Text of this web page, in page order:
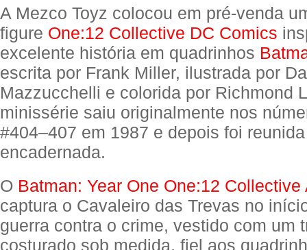
A Mezco Toyz colocou em pré-venda
figure One:12 Collective DC Comics
excelente história em quadrinhos
escrita por Frank Miller, ilustrada por
Mazzucchelli e colorida por Richmond
minissérie saiu originalmente nos
#404–407 em 1987 e depois foi
encadernada.
O Batman: Year One One:12
captura o Cavaleiro das Trevas no
guerra contra o crime, vestido com um
costurado sob medida, fiel aos